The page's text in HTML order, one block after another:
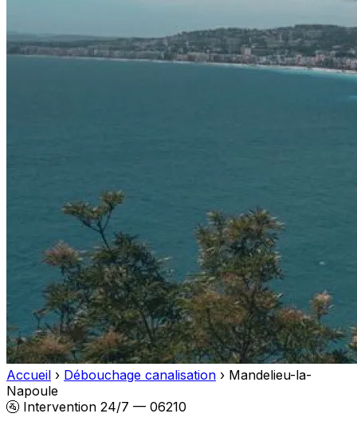
Accueil › Débouchage canalisation › Mandelieu-la-
Napoule
🚰 Intervention 24/7 — 06210